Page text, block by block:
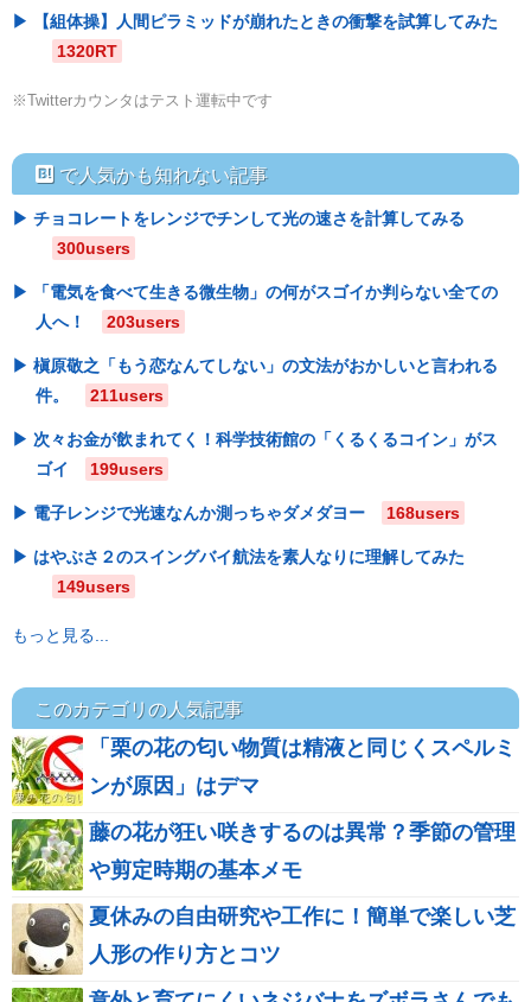
【組体操】人間ピラミッドが崩れたときの衝撃を試算してみた
1320RT
※Twitterカウンタはテスト運転中です
hatebu で人気かも知れない記事
チョコレートをレンジでチンして光の速さを計算してみる
300users
「電気を食べて生きる微生物」の何がスゴイか判らない全ての
人へ！
203users
槇原敬之「もう恋なんてしない」の文法がおかしいと言われる
件。
211users
次々お金が飲まれてく！科学技術館の「くるくるコイン」がス
ゴイ
199users
電子レンジで光速なんか測っちゃダメダヨー 168users
はやぶさ２のスイングバイ航法を素人なりに理解してみた
149users
もっと見る...
このカテゴリの人気記事
「栗の花の匂い物質は精液と同じくスペルミ
ンが原因」はデマ
藤の花が狂い咲きするのは異常？季節の管理
や剪定時期の基本メモ
夏休みの自由研究や工作に！簡単で楽しい芝
人形の作り方とコツ